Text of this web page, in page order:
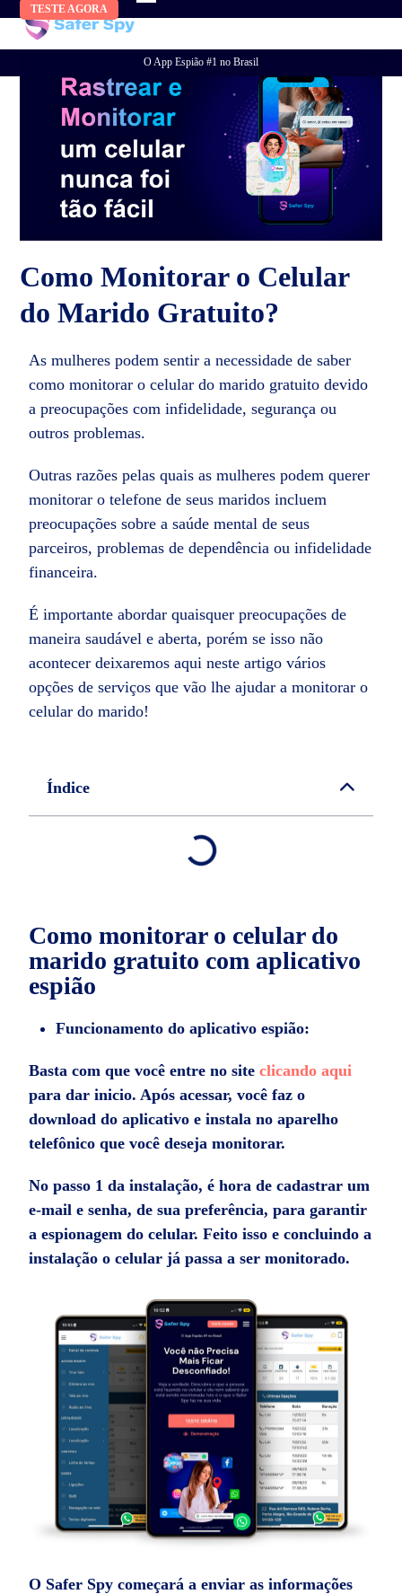
content
TESTE AGORA
O App Espião #1 no Brasil
Como Monitorar o Celular
do Marido Gratuito?
As mulheres podem sentir a necessidade de saber
como monitorar o celular do marido gratuito devido
a preocupações com infidelidade, segurança ou
outros problemas.
Outras razões pelas quais as mulheres podem querer
monitorar o telefone de seus maridos incluem
preocupações sobre a saúde mental de seus
parceiros, problemas de dependência ou infidelidade
financeira.
É importante abordar quaisquer preocupações de
maneira saudável e aberta, porém se isso não
acontecer deixaremos aqui neste artigo vários
opções de serviços que vão lhe ajudar a monitorar o
celular do marido!
Índice
Como monitorar o celular do
marido gratuito com aplicativo
espião
Funcionamento do aplicativo espião:
Basta com que você entre no siteclicando aqui
para dar inicio. Após acessar, você faz o
download do aplicativo e instala no aparelho
telefônico que você deseja monitorar.
No passo 1 da instalação, é hora de cadastrar um
e-mail e senha, de sua preferência, para garantir
a espionagem do celular. Feito isso e concluindo a
instalação o celular já passa a ser monitorado.
O Safer Spy começará a enviar as informações